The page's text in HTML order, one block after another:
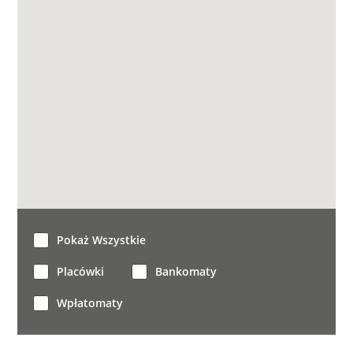
Pokaż Wszystkie
Placówki Bankomaty
Wpłatomaty